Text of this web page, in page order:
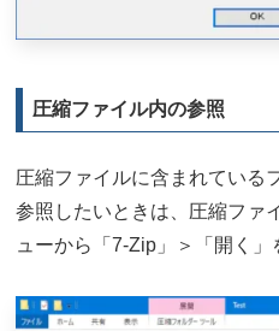
圧縮ファイル内の参照
圧縮ファイルに含まれている
参照したいときは、圧縮ファ
ューから「7-Zip」＞「開く」